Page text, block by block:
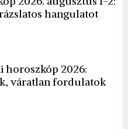
hangulatot
horoszkóp 2026:
váratlan fordulatok